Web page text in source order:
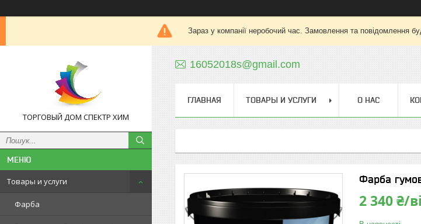
Зараз у компанії неробочий час. Замовлення та повідомлення
ТОРГОВЫЙ ДОМ СПЕКТР ХИМ
Товары и услуги
Фарба
16052018s@gmail.com
ГЛАВНАЯ ТОВАРЫ И УСЛУГИ О НАС
Фарба
2 340 ₴/